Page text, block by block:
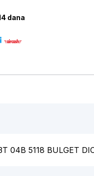
dana
04B 5118 BULGET